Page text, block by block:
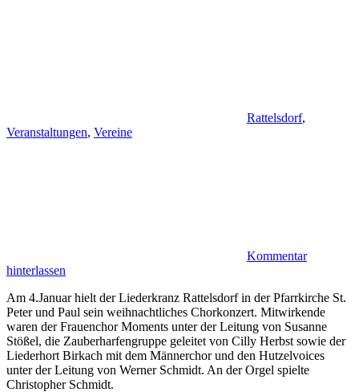
Rattelsdorf,
Veranstaltungen, Vereine
Kommentar
hinterlassen
Am 4.Januar hielt der Liederkranz Rattelsdorf in der Pfarrkirche St.
Peter und Paul sein weihnachtliches Chorkonzert. Mitwirkende
waren der Frauenchor Moments unter der Leitung von Susanne
Stößel, die Zauberharfengruppe geleitet von Cilly Herbst sowie der
Liederhort Birkach mit dem Männerchor und den Hutzelvoices
unter der Leitung von Werner Schmidt. An der Orgel spielte
Christopher Schmidt.